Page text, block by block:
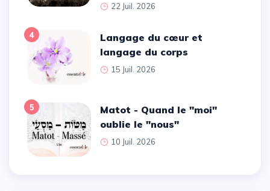
22 Juil. 2026
4
Langage du cœur et
langage du corps
15 Juil. 2026
5
Matot - Quand le ''moi''
oublie le ''nous''
10 Juil. 2026